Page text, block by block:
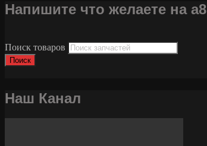
Напишите что желаете на а8
Поиск товаров
Поиск
Наш Канал